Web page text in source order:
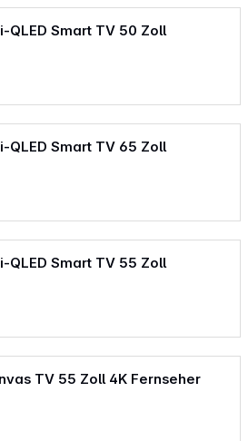
QLED Smart TV 50 Zoll
QLED Smart TV 65 Zoll
QLED Smart TV 55 Zoll
TV 55 Zoll 4K Fernseher